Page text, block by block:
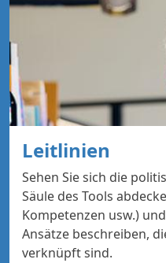
Leitlinien
Sehen Sie sich die
Säule des Tools
Kompetenzen usw.)
Ansätze beschreiben,
verknüpft sind.